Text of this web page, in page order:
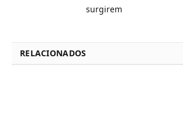
surgirem
RELACIONADOS